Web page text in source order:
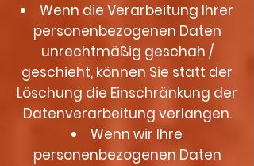
Wenn die Verarbeitung Ihrer
personenbezogenen Daten
unrechtmäßig geschah /
geschieht, können Sie statt der
Löschung die Einschränkung der
Datenverarbeitung verlangen.
Wenn wir Ihre
personenbezogenen Daten